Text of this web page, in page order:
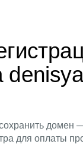
домен
для оплаты